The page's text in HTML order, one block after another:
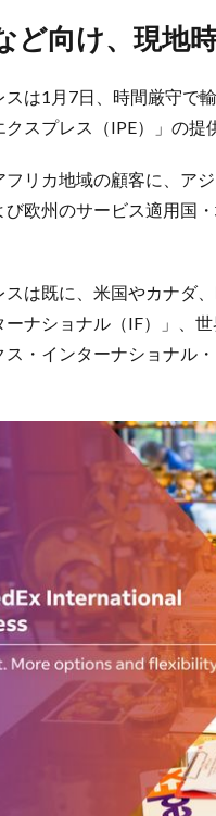
など向け、現
は1月7日、時間厳守で
スプレス（IPE）」の提
リカ地域の顧客に、ア
欧州のサービス適用国
は既に、米国やカナダ
ーナショナル（IF）」、
・インターナショナル